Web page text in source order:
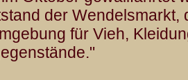
der Wendelsmarkt,
für Vieh,